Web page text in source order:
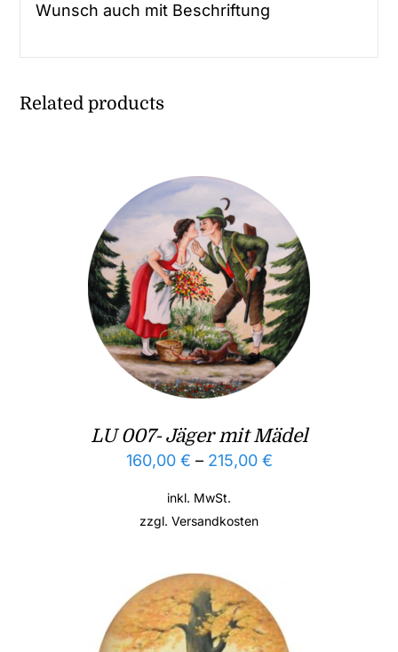
Wunsch auch mit Beschriftung
Related products
LU 007- Jäger mit Mädel
160,00 € – 215,00 €
inkl. MwSt.
zzgl. Versandkosten